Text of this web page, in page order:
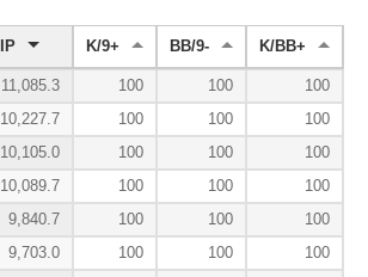
IP K/9+ BB/9- K/BB+
11,085.3 100 100
100
10,227.7
100 100
100
10,105.0
100 100
100
10,089.7
100 100
100
9,840.7
100 100
100
9,703.0
100 100
100